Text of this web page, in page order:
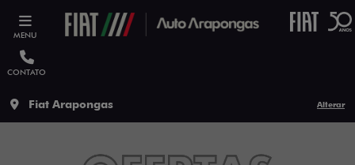
MENU
CONTATO
Fiat Arapongas Alterar